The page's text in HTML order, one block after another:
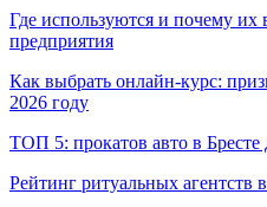
Где используются и почему
предприятия
Как выбрать онлайн-курс:
2026 году
ТОП 5: прокатов авто в Бресте
Рейтинг ритуальных агентств